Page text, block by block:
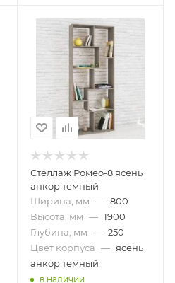
Стеллаж Ромео-8 ясень
анкор темный
Ширина, мм — 800
Высота, мм — 1900
Глубина, мм — 250
Цвет корпуса — ясень
анкор темный
в наличии